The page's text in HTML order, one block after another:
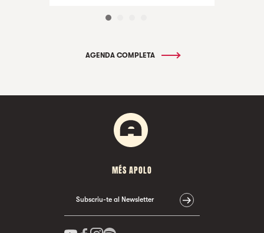
AGENDA COMPLETA
MÉS APOLO
Subscriu-te al Newsletter